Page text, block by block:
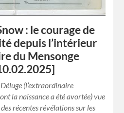
: le courage de
depuis l’intérieur
du Mensonge
(l’extraordinaire
la naissance a été avortée) vue
récentes révélations sur les